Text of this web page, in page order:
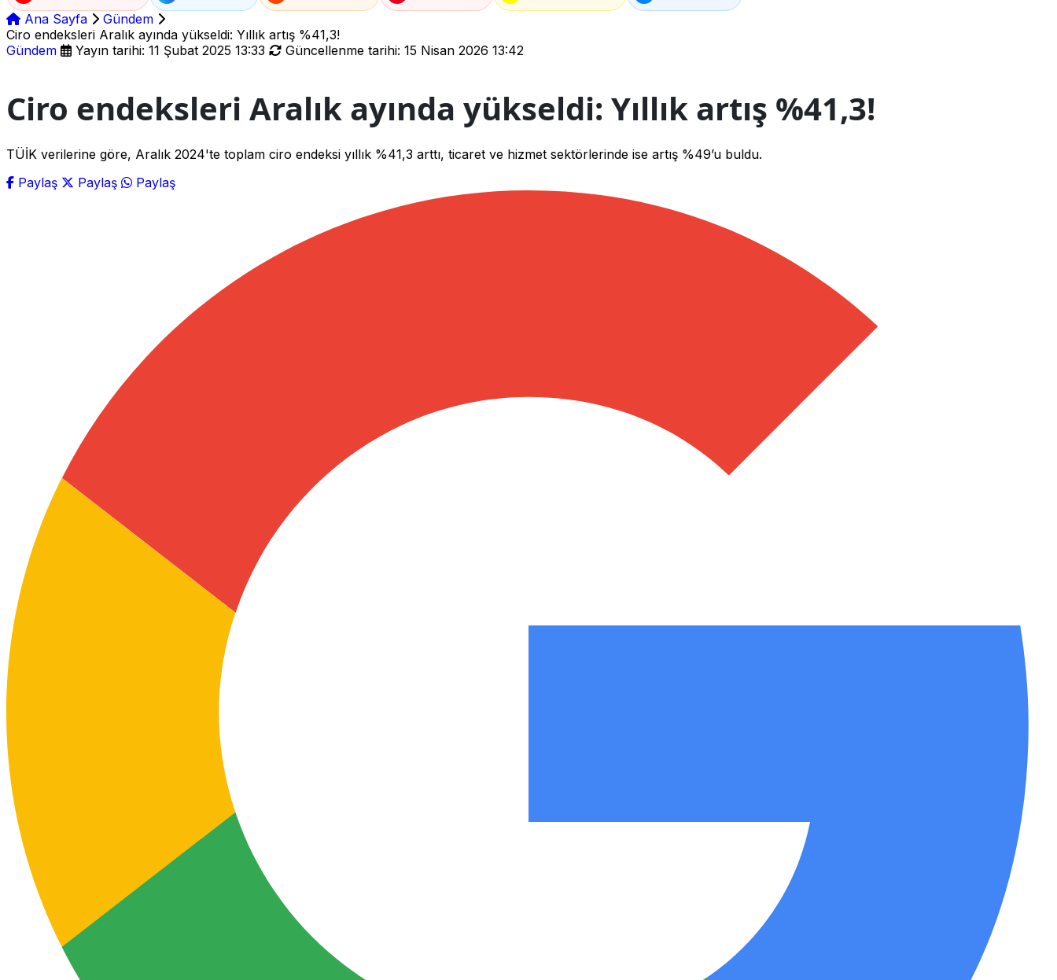
Ana Sayfa
Gündem
Ciro endeksleri Aralık ayında yükseldi: Yıllık artış %41,3!
Gündem
Yayın tarihi: 11 Şubat 2025 13:33 Güncellenme tarihi: 15 Nisan 2026 13:42
Ciro endeksleri Aralık ayında yükseldi: Yıllık artış %41,3!
TÜİK verilerine göre, Aralık 2024'te toplam ciro endeksi yıllık %41,3 arttı, ticaret ve hizmet sektörlerinde ise artış %49’u buldu.
Paylaş
Paylaş Paylaş